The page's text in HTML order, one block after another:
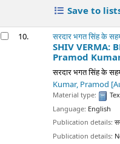
Save to
10. सरदार भगत सिंह के
SHIV VERMA:
Pramod
सरदार भगत सिंह के
Kumar, Pramod
Material type:
Language: English
Publication details:
Publication details: